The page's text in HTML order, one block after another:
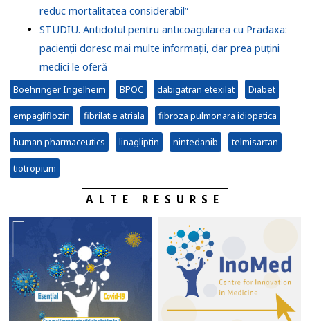
reduc mortalitatea considerabil”
STUDIU. Antidotul pentru anticoagularea cu Pradaxa:
pacienții doresc mai multe informații, dar prea puțini
medici le oferă
Boehringer Ingelheim BPOC dabigatran etexilat Diabet
empagliflozin fibrilatie atriala fibroza pulmonara idiopatica
human pharmaceutics linagliptin nintedanib telmisartan
tiotropium
ALTE RESURSE